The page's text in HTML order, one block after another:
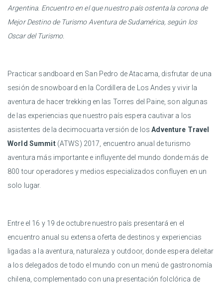
Argentina. Encuentro en el que nuestro país ostenta la corona de
Mejor Destino de Turismo Aventura de Sudamérica, según los
Oscar del Turismo.
Practicar sandboard en San Pedro de Atacama, disfrutar de una
sesión de snowboard en la Cordillera de Los Andes y vivir la
aventura de hacer trekking en las Torres del Paine, son algunas
de las experiencias que nuestro país espera cautivar a los
asistentes de la decimocuarta versión de losAdventure Travel
World Summit(ATWS) 2017, encuentro anual de turismo
aventura más importante e influyente del mundo donde más de
800 tour operadores y medios especializados confluyen en un
solo lugar.
Entre el 16 y 19 de octubre nuestro país presentará en el
encuentro anual su extensa oferta de destinos y experiencias
ligadas a la aventura, naturaleza y outdoor, donde espera deleitar
a los delegados de todo el mundo con un menú de gastronomía
chilena, complementado con una presentación folclórica de